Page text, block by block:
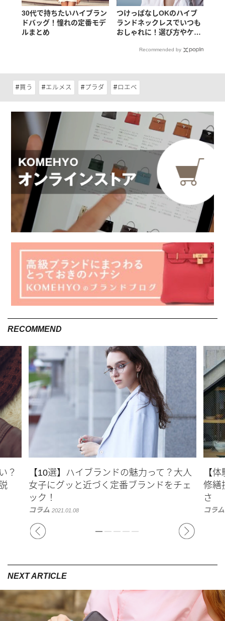
30代で持ちたいハイブラン
ドバッグ！憧れの定番モデ
ルまとめ
つけっぱなしOKのハイブ
ランドネックレスでいつも
おしゃれに！選び方やケア
Recommended by
買う エルメス プラダ ロエベ
RECOMMEND
？
【10選】ハイブランドの魅力って？大人
女子にグッと近づく定番ブランドをチェ
ック！
コラム 2021.01.08
【
修繕
さ
コラム